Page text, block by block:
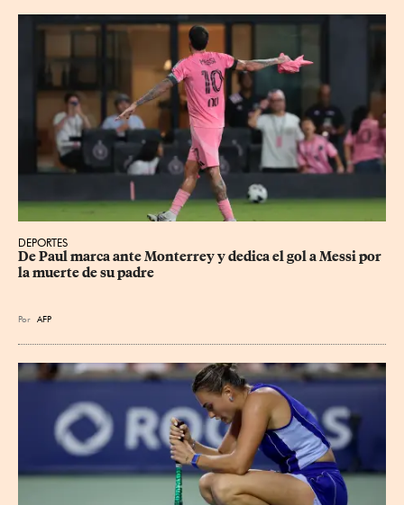
DEPORTES
De Paul marca ante Monterrey y dedica el gol a Messi por
la muerte de su padre
Por AFP